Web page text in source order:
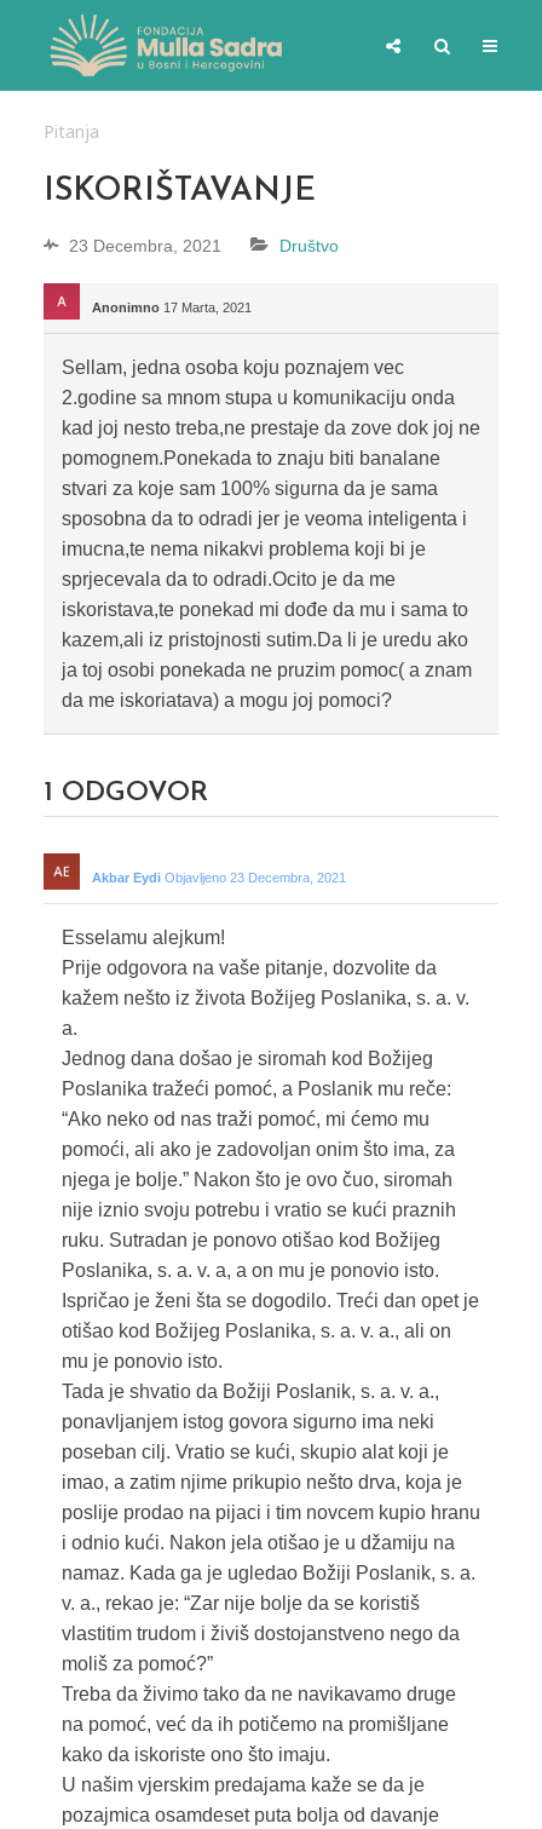
Pitanja
ISKORIŠTAVANJE
23 Decembra, 2021 Društvo
Anonimno 17 Marta, 2021
Sellam, jedna osoba koju poznajem vec
2.godine sa mnom stupa u komunikaciju onda
kad joj nesto treba,ne prestaje da zove dok joj ne
pomognem.Ponekada to znaju biti banalane
stvari za koje sam 100% sigurna da je sama
sposobna da to odradi jer je veoma inteligenta i
imucna,te nema nikakvi problema koji bi je
sprjecevala da to odradi.Ocito je da me
iskoristava,te ponekad mi dođe da mu i sama to
kazem,ali iz pristojnosti sutim.Da li je uredu ako
ja toj osobi ponekada ne pruzim pomoc( a znam
da me iskoriatava) a mogu joj pomoci?
1 ODGOVOR
Akbar Eydi Objavljeno 23 Decembra, 2021
Esselamu alejkum!
Prije odgovora na vaše pitanje, dozvolite da
kažem nešto iz života Božijeg Poslanika, s. a. v.
a.
Jednog dana došao je siromah kod Božijeg
Poslanika tražeći pomoć, a Poslanik mu reče:
“Ako neko od nas traži pomoć, mi ćemo mu
pomoći, ali ako je zadovoljan onim što ima, za
njega je bolje.” Nakon što je ovo čuo, siromah
nije iznio svoju potrebu i vratio se kući praznih
ruku. Sutradan je ponovo otišao kod Božijeg
Poslanika, s. a. v. a, a on mu je ponovio isto.
Ispričao je ženi šta se dogodilo. Treći dan opet je
otišao kod Božijeg Poslanika, s. a. v. a., ali on
mu je ponovio isto.
Tada je shvatio da Božiji Poslanik, s. a. v. a.,
ponavljanjem istog govora sigurno ima neki
poseban cilj. Vratio se kući, skupio alat koji je
imao, a zatim njime prikupio nešto drva, koja je
poslije prodao na pijaci i tim novcem kupio hranu
i odnio kući. Nakon jela otišao je u džamiju na
namaz. Kada ga je ugledao Božiji Poslanik, s. a.
v. a., rekao je: “Zar nije bolje da se koristiš
vlastitim trudom i živiš dostojanstveno nego da
moliš za pomoć?”
Treba da živimo tako da ne navikavamo druge
na pomoć, već da ih potičemo na promišljane
kako da iskoriste ono što imaju.
U našim vjerskim predajama kaže se da je
pozajmica osamdeset puta bolja od davanje